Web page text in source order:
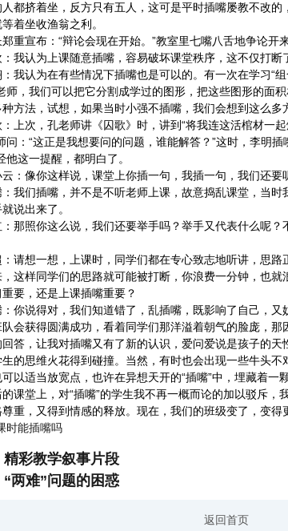
都挤着坐，反方只有五人，这可是平时插嘴屡教不改
着坐收渔翁之利。
宣布：“辩论会现在开始。”教室里七嘴八舌地争论开来
认为上课随意插嘴，容易破坏课堂秩序，这不仅打断
认为在有些情况下插嘴也是可以的。有一次在学习“组
师，我们可以把它分割成学过的图形，把这些图形的面
方法，试想，如果当时小强不插嘴，我们会想到这么多
次，孔老师讲《囚歌》时，讲到“将我连这活棺材一起
问：“这正是我想要问的问题，谁能解答？”这时，李明
他这一提醒，都明白了。
像你这样说，课堂上你插一句，我插一句，我们还要
们插嘴，并不是不听老师上课，故意捣乱课堂，当时
说出来了。
照你这么说，我们还要举手吗？举手又代表什么呢？
想一想，上课时，同学们都在专心致志地听讲，思路
这样同学们的思路就可能被打断，你浪费一分钟，也
要，还是上课插嘴重要？
说得对，我们知道错了，乱插嘴，既影响了自己，又
获得圆满成功，看着同学们那洋溢着朝气的脸庞，那
答，让我对插嘴又有了新的认识，爱问爱说是孩子的
的思维火花得到碰撞。当然，有时也会出现一些牛头
以适当放宽点，也许在异想天开的“插嘴”中，埋藏着一
堂上，对“插嘴”的学生我不再一概而论的加以驳斥，
重，又得到情感的释放。现在，我们的班级变了，变得
时能插嘴吗
精彩教学叙事片段
“两难”问题的困惑
返回首页